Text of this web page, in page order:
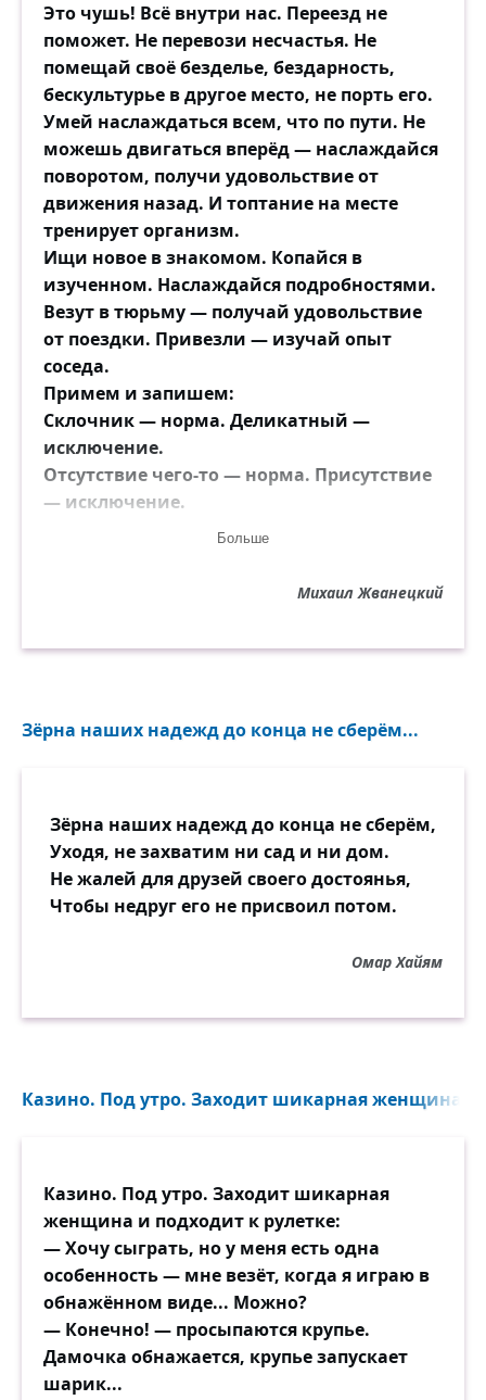
Это чушь! Всё внутри нас. Переезд не
поможет. Не перевози несчастья. Не
помещай своё безделье, бездарность,
бескультурье в другое место, не порть его.
Умей наслаждаться всем, что по пути. Не
можешь двигаться вперёд — наслаждайся
поворотом, получи удовольствие от
движения назад. И топтание на месте
тренирует организм.
Ищи новое в знакомом. Копайся в
изученном. Наслаждайся подробностями.
Везут в тюрьму — получай удовольствие
от поездки. Привезли — изучай опыт
соседа.
Примем и запишем:
Склочник — норма. Деликатный —
исключение.
Отсутствие чего-то — норма. Присутствие
— исключение.
Отсутствие денег — норма. Присутствие —
Теснота — норма. Свобода — исключение.
национальность.
норма.
Попадание в больницу — правило. Выход
из неё — исключение.
Тайн в жизни не бывает. Каждый шаг
и дарят каждый день как исключение.
Больше
Михаил Жванецкий
Зёрна наших надежд до конца не сберём...
Зёрна наших надежд до конца не сберём,
Уходя, не захватим ни сад и ни дом.
Не жалей для друзей своего достоянья,
Чтобы недруг его не присвоил потом.
Омар Хайям
Казино. Под утро. Заходит шикарная женщина и
Казино. Под утро. Заходит шикарная
женщина и подходит к рулетке:
— Хочу сыграть, но у меня есть одна
особенность — мне везёт, когда я играю в
обнажённом виде... Можно?
— Конечно! — просыпаются крупье.
Дамочка обнажается, крупье запускает
шарик...